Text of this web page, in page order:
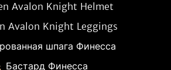
Avalon Knight Helmet
Avalon Knight Leggings
шпага Финесса
Бастард Финесса